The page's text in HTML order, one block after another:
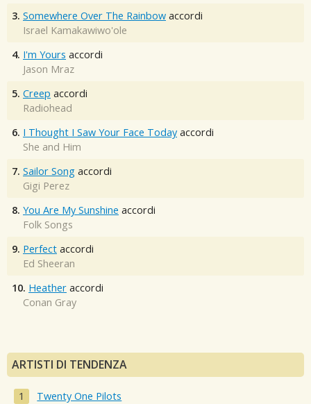
3. Somewhere Over The Rainbow accordi
Israel Kamakawiwo'ole
4. I'm Yours accordi
Jason Mraz
5. Creep accordi
Radiohead
6. I Thought I Saw Your Face Today accordi
She and Him
7. Sailor Song accordi
Gigi Perez
8. You Are My Sunshine accordi
Folk Songs
9. Perfect accordi
Ed Sheeran
10. Heather accordi
Conan Gray
ARTISTI DI TENDENZA
Twenty One Pilots